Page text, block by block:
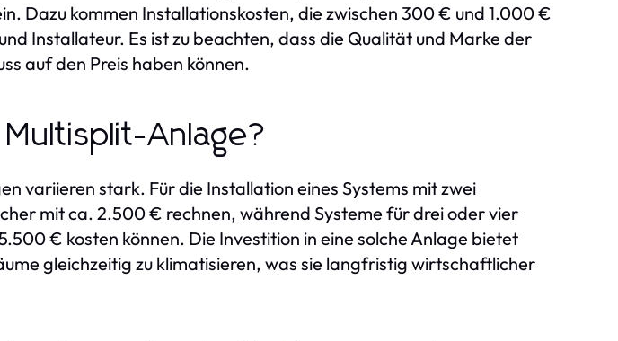
Dazu kommen Installationskosten, die zwischen 300 € und 1.000 €
Installateur. Es ist zu beachten, dass die Qualität und Marke der
auf den Preis haben können.
Anlage?
variieren stark. Für die Installation eines Systems mit zwei
mit ca. 2.500 € rechnen, während Systeme für drei oder vier
€ kosten können. Die Investition in eine solche Anlage bietet
gleichzeitig zu klimatisieren, was sie langfristig wirtschaftlicher